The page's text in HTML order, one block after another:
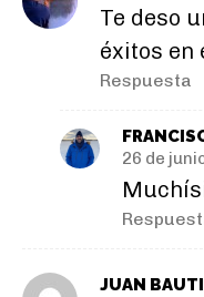
Te deso
éxitos en
Respuesta
26 de
JUAN